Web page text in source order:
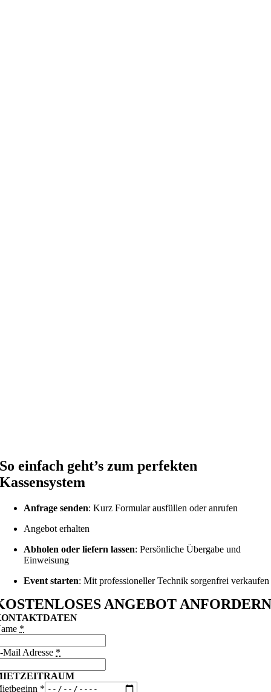
So einfach geht’s zum perfekten
Kassensystem
Anfrage senden: Kurz Formular ausfüllen oder anrufen
Angebot erhalten
Abholen oder liefern lassen: Persönliche Übergabe und
Einweisung
Event starten: Mit professioneller Technik sorgenfrei verkaufen
ANGEBOT
*
Mail Adresse *
*